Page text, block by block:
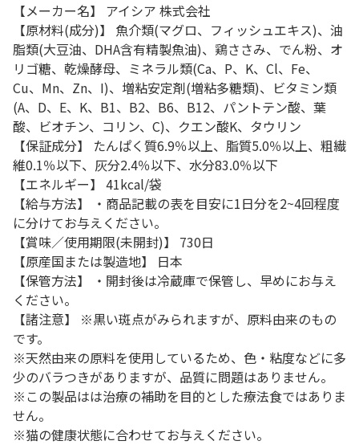
【メーカー名】 アイシア 株式会社
【原材料(成分)】 魚介類(マグロ、フィッシュエキス)、油
脂類(大豆油、DHA含有精製魚油)、鶏ささみ、でん粉、オ
リゴ糖、乾燥酵母、ミネラル類(Ca、P、K、Cl、Fe、
Cu、Mn、Zn、I)、増粘安定剤(増粘多糖類)、ビタミン類
(A、D、E、K、B1、B2、B6、B12、パントテン酸、葉
酸、ビオチン、コリン、C)、クエン酸K、タウリン
【保証成分】 たんぱく質6.9％以上、脂質5.0％以上、粗繊
維0.1％以下、灰分2.4％以下、水分83.0％以下
【エネルギー】 41kcal/袋
【給与方法】 ・商品記載の表を目安に1日分を2~4回程度
に分けてお与えください。
【賞味／使用期限(未開封)】 730日
【原産国または製造地】 日本
【保管方法】 ・開封後は冷蔵庫で保管し、早めにお与え
ください。
【諸注意】 ※黒い斑点がみられますが、原料由来のもの
です。
※天然由来の原料を使用しているため、色・粘度などに多
少のバラつきがありますが、品質に問題はありません。
※この製品はは治療の補助を目的とした療法食ではありま
せん。
※猫の健康状態に合わせてお与えください。